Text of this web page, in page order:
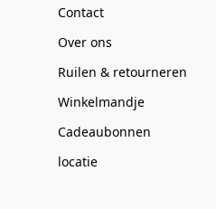
Contact
Over ons
Ruilen & retourneren
Winkelmandje
Cadeaubonnen
locatie